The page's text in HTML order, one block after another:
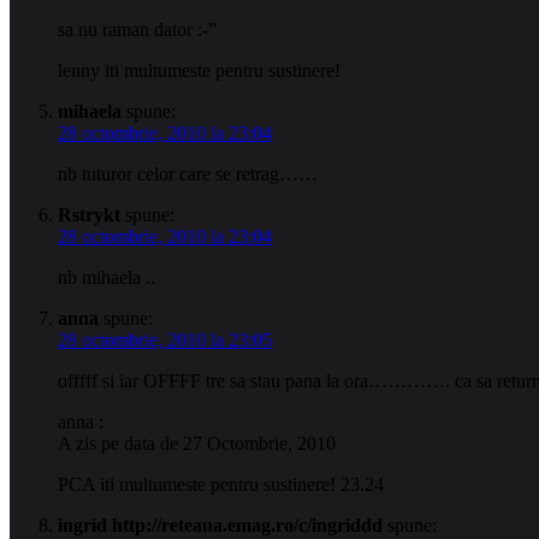
sa nu raman dator :-”
lenny iti multumeste pentru sustinere!
mihaela spune:
28 octombrie, 2010 la 23:04
nb tuturor celor care se retrag……
Rstrykt spune:
28 octombrie, 2010 la 23:04
nb mihaela ..
anna spune:
28 octombrie, 2010 la 23:05
offfff si iar OFFFF tre sa stau pana la ora…………. ca sa
anna :
A zis pe data de 27 Octombrie, 2010
PCA iti multumeste pentru sustinere! 23.24
ingrid http://reteaua.emag.ro/c/ingriddd spune: